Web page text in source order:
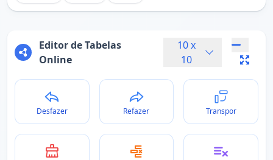
Editor de Tabelas
Online
10x
10
Desfazer Refazer Transpor